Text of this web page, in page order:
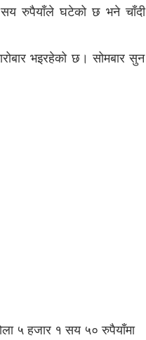
रुपैयाँले घटेको छ भने चाँदी
भइरहेको छ। सोमबार सुन
५ हजार १ सय ५० रुपैयाँमा